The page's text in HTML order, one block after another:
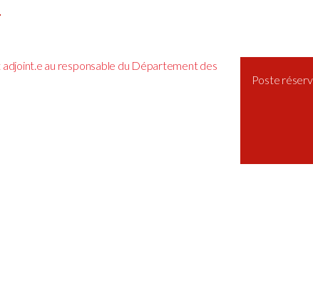
au responsable du Département des
Poste